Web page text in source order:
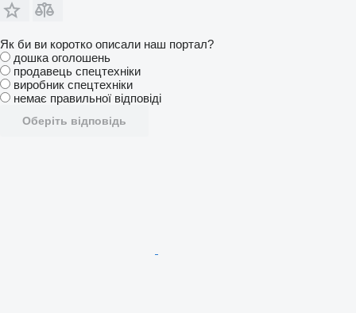
Як би ви коротко описали наш портал?
дошка оголошень
продавець спецтехніки
виробник спецтехніки
немає правильної відповіді
Оберіть відповідь